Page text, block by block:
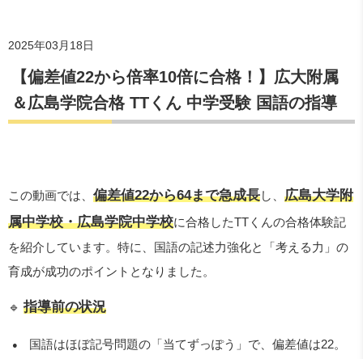
2025年03月18日
【偏差値22から倍率10倍に合格！】広大附属
＆広島学院合格 TTくん 中学受験 国語の指導
この動画では、 偏差値22から64まで急成長し、 広島大学附
属中学校・広島学院中学校に合格したTTくんの合格体験記
を紹介しています。特に、国語の記述力強化と「考える力」の
育成が成功のポイントとなりました。
🔹 指導前の状況
国語はほぼ記号問題の「当てずっぽう」で、偏差値は22。